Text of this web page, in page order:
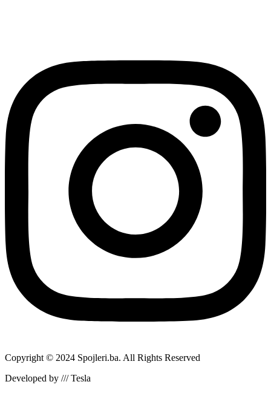
Copyright © 2024 Spojleri.ba. All Rights Reserved
Developed by /// Tesla